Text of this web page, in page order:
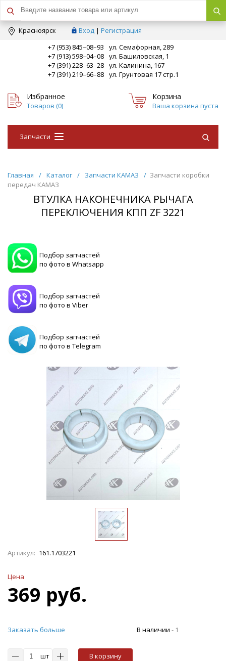
Краcноярск Вход | Регистрация
+7 (953) 845–08–93
ул. Семафорная, 289
+7 (913) 598–04–08 ул. Башиловская, 1
+7 (391) 228–63–28 ул. Калинина, 167
+7 (391) 219–66–88 ул. Грунтовая 17 стр.1
Избранное
Товаров (0)
Корзина
Ваша корзина пуста
Запчасти
Главная / Каталог / Запчасти КАМАЗ / Запчасти коробки
передач КАМАЗ
ВТУЛКА НАКОНЕЧНИКА РЫЧАГА
ПЕРЕКЛЮЧЕНИЯ КПП ZF 3221
Подбор запчастей
по фото в Whatsapp
Подбор запчастей
по фото в Viber
Подбор запчастей
по фото в Telegram
Артикул: 161.1703221
Цена
369 руб.
Заказать больше
шт В корзину
В наличии - 1